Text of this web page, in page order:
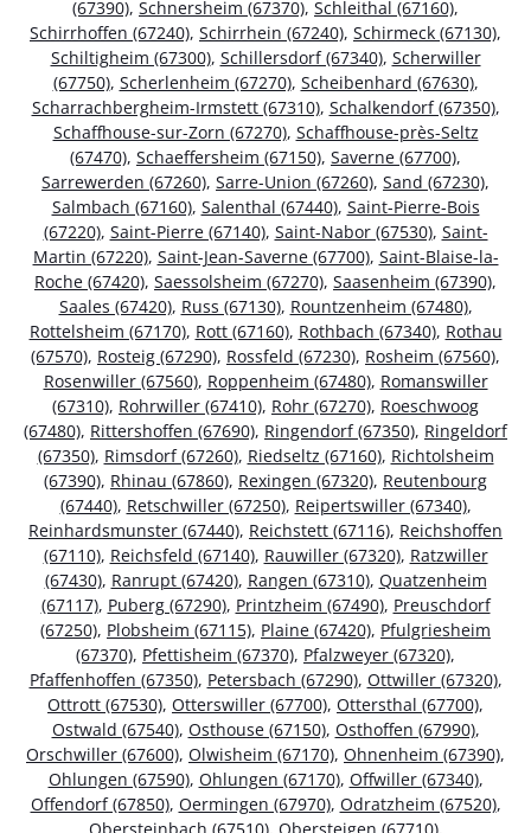
(67390), Schnersheim (67370), Schleithal (67160),
Schirrhoffen (67240), Schirrhein (67240), Schirmeck (67130),
Schiltigheim (67300), Schillersdorf (67340), Scherwiller
(67750), Scherlenheim (67270), Scheibenhard (67630),
Scharrachbergheim-Irmstett (67310), Schalkendorf (67350),
Schaffhouse-sur-Zorn (67270), Schaffhouse-près-Seltz
(67470), Schaeffersheim (67150), Saverne (67700),
Sarrewerden (67260), Sarre-Union (67260), Sand (67230),
Salmbach (67160), Salenthal (67440), Saint-Pierre-Bois
(67220), Saint-Pierre (67140), Saint-Nabor (67530), Saint-
Martin (67220), Saint-Jean-Saverne (67700), Saint-Blaise-la-
Roche (67420), Saessolsheim (67270), Saasenheim (67390),
Saales (67420), Russ (67130), Rountzenheim (67480),
Rottelsheim (67170), Rott (67160), Rothbach (67340), Rothau
(67570), Rosteig (67290), Rossfeld (67230), Rosheim (67560),
Rosenwiller (67560), Roppenheim (67480), Romanswiller
(67310), Rohrwiller (67410), Rohr (67270), Roeschwoog
(67480), Rittershoffen (67690), Ringendorf (67350), Ringeldorf
(67350), Rimsdorf (67260), Riedseltz (67160), Richtolsheim
(67390), Rhinau (67860), Rexingen (67320), Reutenbourg
(67440), Retschwiller (67250), Reipertswiller (67340),
Reinhardsmunster (67440), Reichstett (67116), Reichshoffen
(67110), Reichsfeld (67140), Rauwiller (67320), Ratzwiller
(67430), Ranrupt (67420), Rangen (67310), Quatzenheim
(67117), Puberg (67290), Printzheim (67490), Preuschdorf
(67250), Plobsheim (67115), Plaine (67420), Pfulgriesheim
(67370), Pfettisheim (67370), Pfalzweyer (67320),
Pfaffenhoffen (67350), Petersbach (67290), Ottwiller (67320),
Ottrott (67530), Otterswiller (67700), Ottersthal (67700),
Ostwald (67540), Osthouse (67150), Osthoffen (67990),
Orschwiller (67600), Olwisheim (67170), Ohnenheim (67390),
Ohlungen (67590), Ohlungen (67170), Offwiller (67340),
Offendorf (67850), Oermingen (67970), Odratzheim (67520),